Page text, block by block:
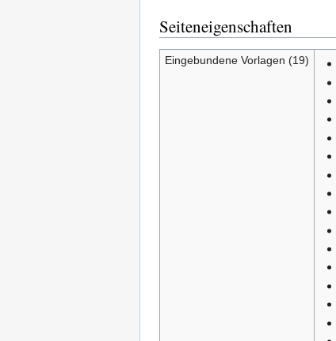
Seiteneigenschaften
Eingebundene Vorlagen (19)